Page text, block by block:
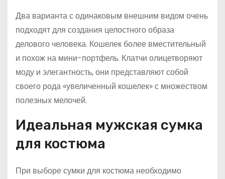
Два варианта с одинаковым внешним видом очень
подходят для создания целостного образа
делового человека. Кошелек более вместительный
и похож на мини-портфель. Клатчи олицетворяют
моду и элегантность, они представляют собой
своего рода «увеличенный кошелек» с множеством
полезных мелочей.
Идеальная мужская сумка
для костюма
При выборе сумки для костюма необходимо